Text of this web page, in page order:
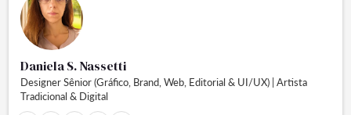
Daniela S. Nassetti
Designer Sênior (Gráfico, Brand, Web, Editorial & UI/UX) | Artista
Tradicional & Digital